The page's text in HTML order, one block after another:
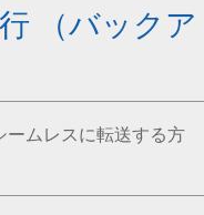
（バックア
ームレスに転送する方